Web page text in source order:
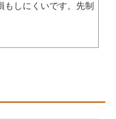
しにくいです。先制